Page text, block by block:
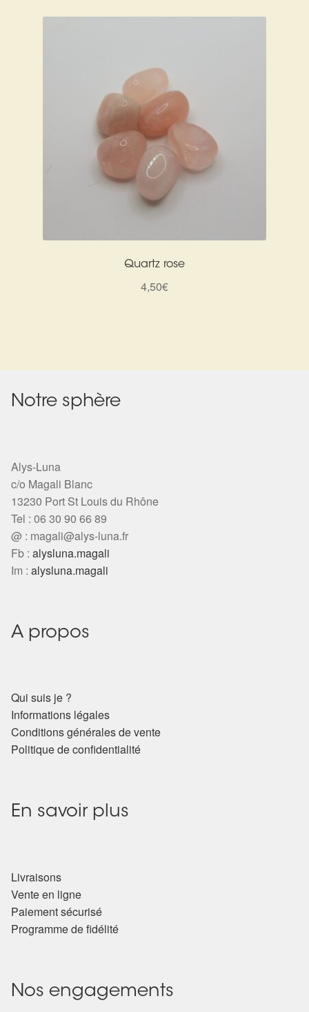
Quartz rose
4,50€
Notre sphère
Alys-Luna
c/o Magali Blanc
13230 Port St Louis du Rhône
Tel : 06 30 90 66 89
@ : magali@alys-luna.fr
Fb : alysluna.magali
Im : alysluna.magali
A propos
Qui suis je ?
Informations légales
Conditions générales de vente
Politique de confidentialité
En savoir plus
Livraisons
Vente en ligne
Paiement sécurisé
Programme de fidélité
Nos engagements